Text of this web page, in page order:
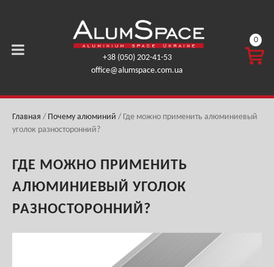
+38 (050) 202-41-53
office@alumspace.com.ua
КОРЗ
ГРН.
0
Главная / Почему алюминий / Где можно применить алюминиевый
уголок разносторонний?
ГДЕ МОЖНО ПРИМЕНИТЬ
АЛЮМИНИЕВЫЙ УГОЛОК
РАЗНОСТОРОННИЙ?